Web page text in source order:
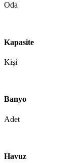
Oda
Kapasite
Kişi
Banyo
Adet
Havuz